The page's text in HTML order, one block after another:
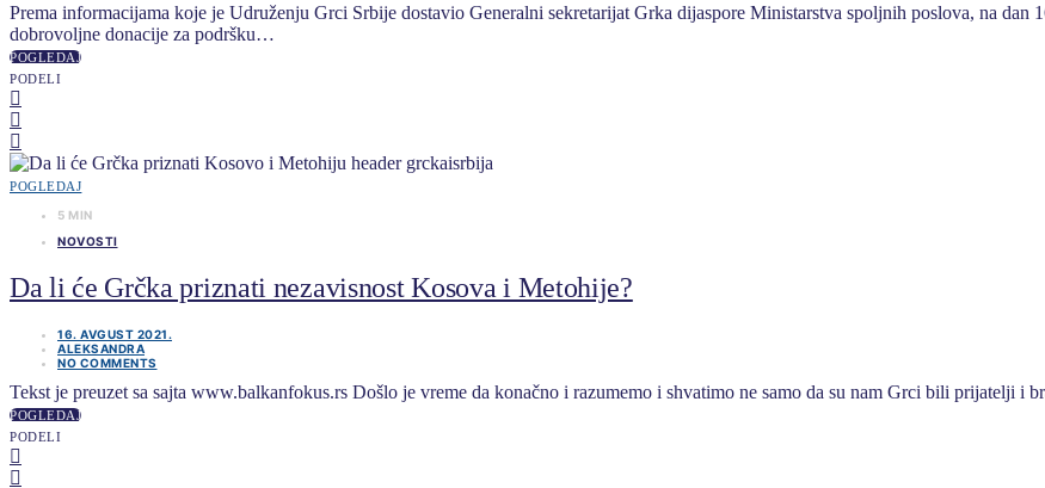
Prema informacijama koje je Udruženju Grci Srbije dostavio Generalni sekretarijat Grka dijaspore Ministarstva spoljnih poslova, na dan
dobrovoljne donacije za podršku…
POGLEDAJ
PODELI
POGLEDAJ
5 MIN
NOVOSTI
Da li će Grčka priznati nezavisnost Kosova i Metohije?
16. AVGUST 2021.
ALEKSANDRA
NO COMMENTS
Tekst je preuzet sa sajta www.balkanfokus.rs Došlo je vreme da konačno i razumemo i shvatimo ne samo da su nam Grci bili prijatelji i
POGLEDAJ
PODELI